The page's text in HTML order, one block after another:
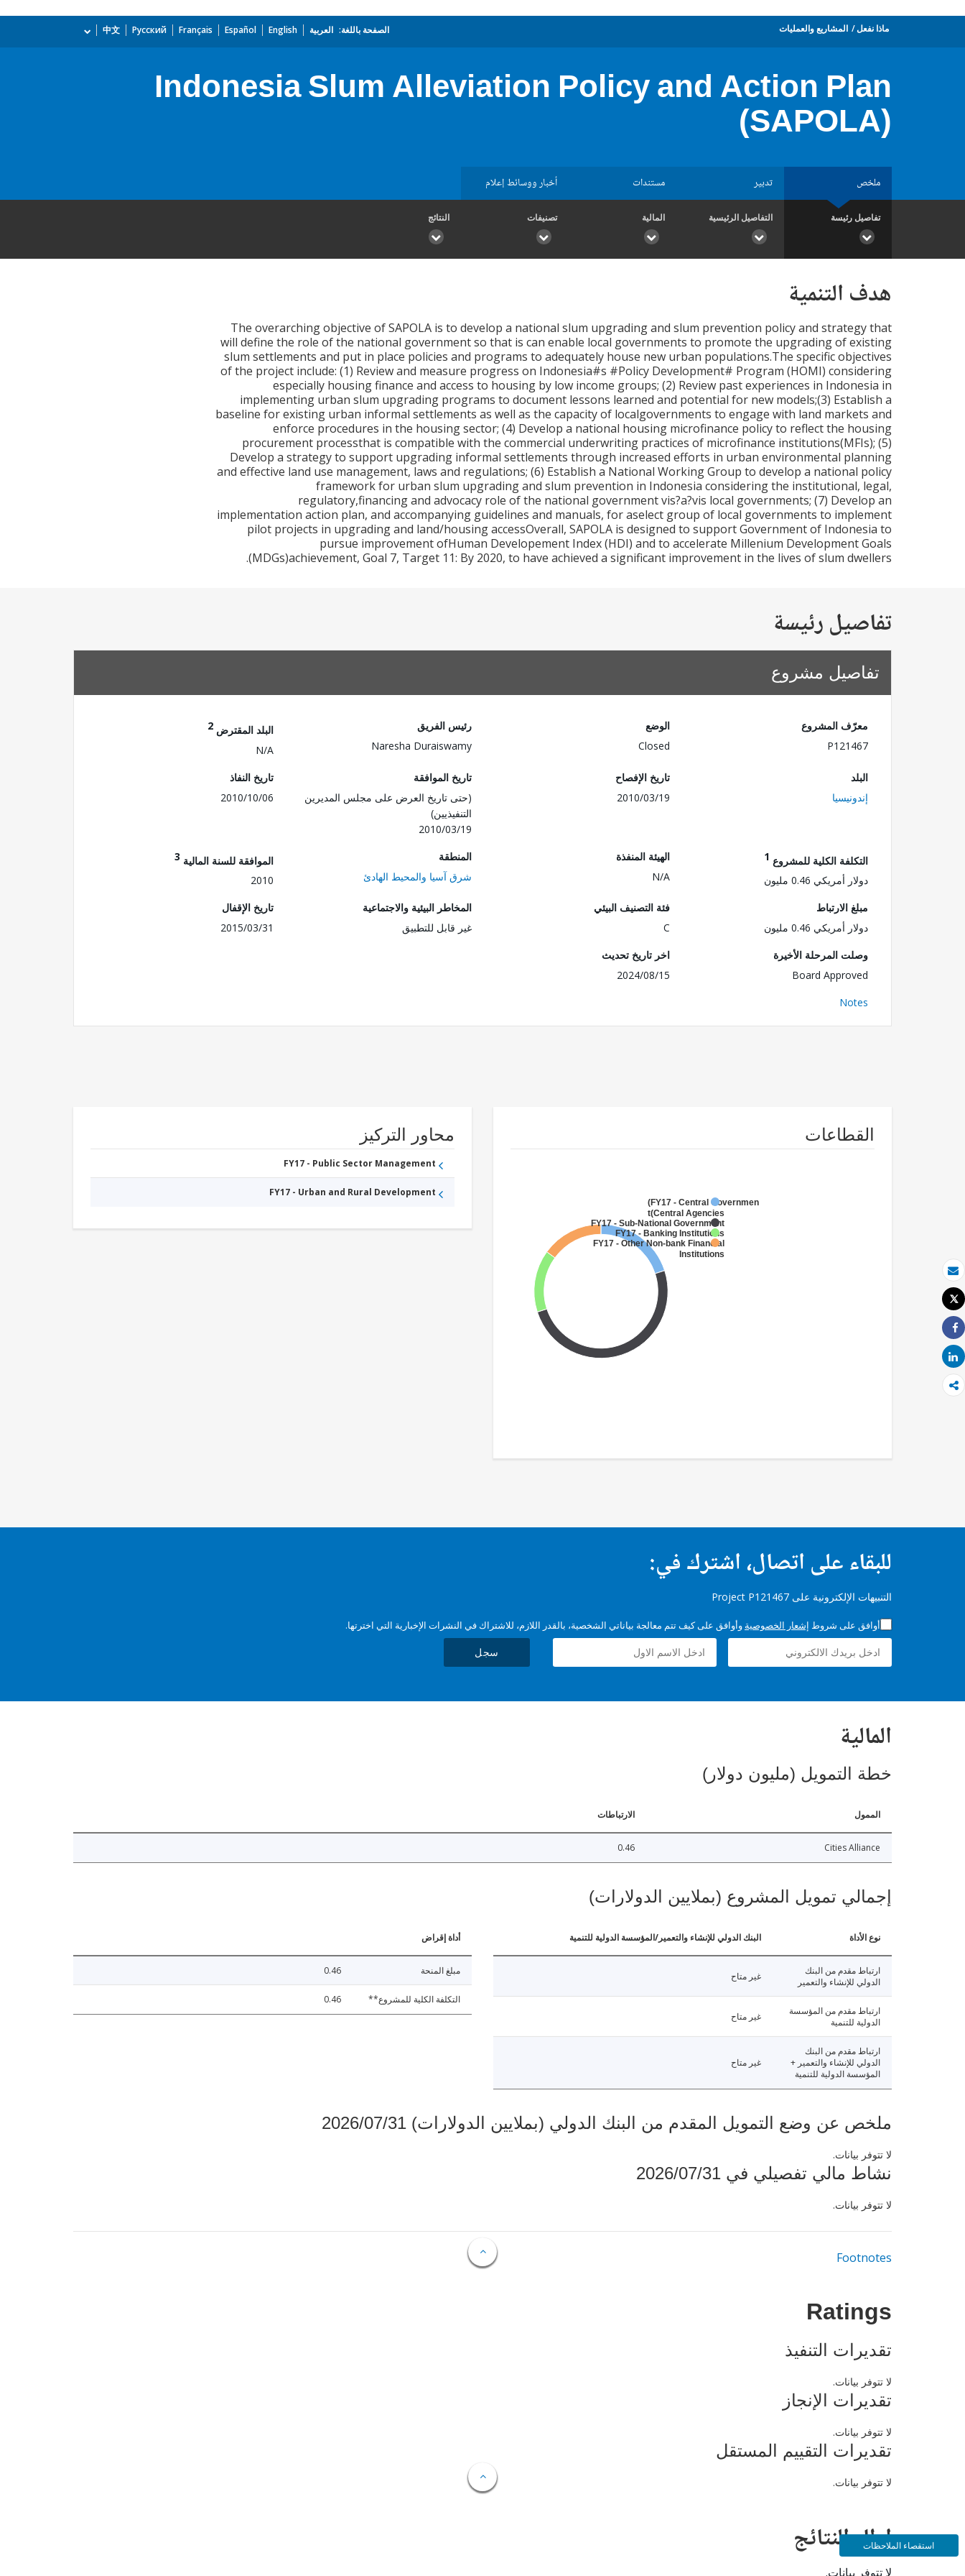
بريد الكتروني
طباعة
Tweet
Share
Share
ماذا نفعل المشاريع والعمليات الصفحة باللغة: العربية English
Español
Français
Русский
中文
Indonesia Slum Alleviation Policy and Action Plan
(SAPOLA)
ملخص تدبير مستندات أخبار ووسائط إعلام
تفاصيل رئيسة التفاصيل الرئيسية المالية تصنيفات النتائج
هدف التنمية
The overarching objective of SAPOLA is to develop a national slum upgrading and slum prevention policy and strategy that
will define the role of the national government so that is can enable local governments to promote the upgrading of existing
slum settlements and put in place policies and programs to adequately house new urban populations.The specific objectives
of the project include: (1) Review and measure progress on Indonesia#s #Policy Development# Program (HOMI) considering
especially housing finance and access to housing by low income groups; (2) Review past experiences in Indonesia in
implementing urban slum upgrading programs to document lessons learned and potential for new models;(3) Establish a
baseline for existing urban informal settlements as well as the capacity of localgovernments to engage with land markets and
enforce procedures in the housing sector; (4) Develop a national housing microfinance policy to reflect the housing
procurement processthat is compatible with the commercial underwriting practices of microfinance institutions(MFIs); (5)
Develop a strategy to support upgrading informal settlements through increased efforts in urban environmental planning
and effective land use management, laws and regulations; (6) Establish a National Working Group to develop a national policy
framework for urban slum upgrading and slum prevention in Indonesia considering the institutional, legal,
regulatory,financing and advocacy role of the national government vis?a?vis local governments; (7) Develop an
implementation action plan, and accompanying guidelines and manuals, for aselect group of local governments to implement
pilot projects in upgrading and land/housing accessOverall, SAPOLA is designed to support Government of Indonesia to
pursue improvement ofHuman Developement Index (HDI) and to accelerate Millenium Development Goals
(MDGs)achievement, Goal 7, Target 11: By 2020, to have achieved a significant improvement in the lives of slum dwellers.
تفاصيل رئيسة
تفاصيل مشروع
معرّف المشروع
P121467
الوضع
Closed
رئيس الفريق
Naresha Duraiswamy
البلد المقترض 2
N/A
البلد
إندونيسيا
تاريخ الإفصاح
2010/03/19
تاريخ الموافقة
(حتى تاريخ العرض على مجلس المديرين
التنفيذيين)
2010/03/19
تاريخ النفاذ
2010/10/06
التكلفة الكلية للمشروع 1
دولار أمريكي 0.46 مليون
الهيئة المنفذة
N/A
المنطقة
شرق آسيا والمحيط الهادئ
الموافقة للسنة المالية 3
2010
مبلغ الارتباط
دولار أمريكي 0.46 مليون
فئة التصنيف البيئي
C
المخاطر البيئية والاجتماعية
غير قابل للتطبيق
تاريخ الإقفال
2015/03/31
وصلت المرحلة الأخيرة
Board Approved
اخر تاريخ تحديث
2024/08/15
Notes
القطاعات
FY17 - Central Government
(Central Agencies
)
FY17 - Sub-National Government
FY17 - Banking Institutions
FY17 - Other Non-bank Financial
Institutions
محاور التركيز
FY17 - Public Sector Management
FY17 - Urban and Rural Development
للبقاء على اتصال، اشترك في:
التنبيهات الإلكترونية على Project P121467
أوافق على شروط إشعار الخصوصية وأوافق على كيف تتم معالجة بياناتي الشخصية، بالقدر اللازم، للاشتراك في النشرات الإخبارية التي اخترتها.
سجل
المالية
خطة التمويل (مليون دولار)
الممول الارتباطات
Cities Alliance
0.46
إجمالي تمويل المشروع (بملايين الدولارات)
نوع الأداة البنك الدولي للإنشاء والتعمير/المؤسسة الدولية للتنمية
ارتباط مقدم من البنك
الدولي للإنشاء والتعمير
غير متاح
ارتباط مقدم من المؤسسة
الدولية للتنمية
غير متاح
ارتباط مقدم من البنك
الدولي للإنشاء والتعمير +
المؤسسة الدولية للتنمية
غير متاح
أداة إقراض
مبلغ المنحة 0.46
التكلفة الكلية للمشروع** 0.46
ملخص عن وضع التمويل المقدم من البنك الدولي (بملايين الدولارات) 2026/07/31
لا تتوفر بيانات.
نشاط مالي تفصيلي في 2026/07/31
لا تتوفر بيانات.
Footnotes
Ratings
تقديرات التنفيذ
لا تتوفر بيانات.
تقديرات الإنجاز
لا تتوفر بيانات.
تقديرات التقييم المستقل
لا تتوفر بيانات.
إطار النتائج
لا تتوفر بيانات.
استقصاء الملاحظات